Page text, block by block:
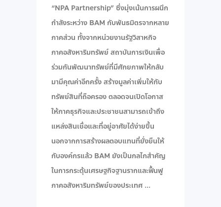
“NPA Partnership” ซึ่งมุ่งเน้นการผนึก
กำลังระหว่าง BAM กับพันธมิตรจากหลาย
ภาคส่วน ทั้งจากหน่วยงานรัฐวิสาหกิจ
ภาคอสังหาริมทรัพย์ สถาบันการเงินเพื่อ
ร่วมกันพัฒนาทรัพย์ที่มีศักยภาพให้กลับ
มามีคุณค่าอีกครั้ง สร้างมูลค่าเพิ่มให้กับ
ทรัพย์สินที่ถือครอง ตลอดจนเปิดโอกาส
ให้ภาคธุรกิจและประชาชนสามารถเข้าถึง
แหล่งสินเชื่อและที่อยู่อาศัยได้ง่ายขึ้น
นอกจากการสร้างผลตอบแทนที่ยั่งยืนให้
กับองค์กรแล้ว BAM ยังเป็นกลไกสำคัญ
ในการกระตุ้นเศรษฐกิจฐานรากและฟื้นฟู
ภาคอสังหาริมทรัพย์ของประเทศ